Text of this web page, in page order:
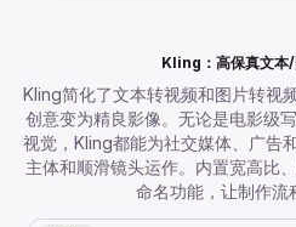
Kling：高保真文本/
Kling简化了文本转视频和图片转视
创意变为精良影像。无论是电影级
视觉，Kling都能为社交媒体、广告
主体和顺滑镜头运作。内置宽高比
命名功能，让制作流